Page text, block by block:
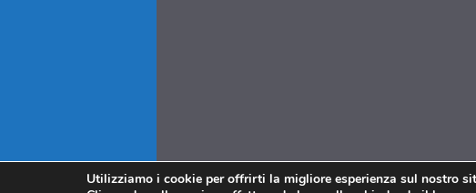
Utilizziamo i cookie per offrirti la migliore esperienza sul nostro